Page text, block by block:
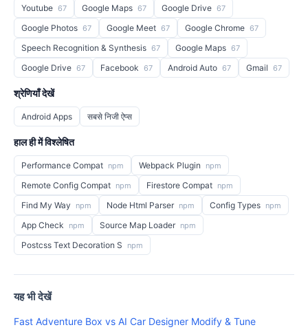
Youtube 67 Google Maps 67 Google Drive 67
Google Photos 67 Google Meet 67 Google Chrome 67
Speech Recognition & Synthesis 67 Google Maps 67
Google Drive 67 Facebook 67 Android Auto 67 Gmail 67
श्रेणियाँ देखें
Android Apps सबसे निजी ऐप्स
हाल ही में विश्लेषित
Performance Compat npm Webpack Plugin npm
Remote Config Compat npm Firestore Compat npm
Find My Way npm Node Html Parser npm Config Types npm
App Check npm Source Map Loader npm
Postcss Text Decoration S npm
यह भी देखें
Fast Adventure Box vs AI Car Designer Modify & Tune